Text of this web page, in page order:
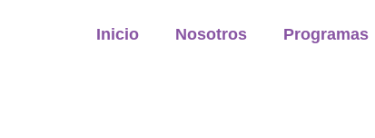
Inicio Nosotros Programas